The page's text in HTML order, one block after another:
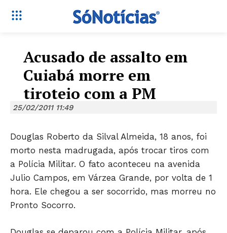
Acusado de assalto em
Cuiabá morre em
tiroteio com a PM
25/02/2011 11:49
Douglas Roberto da Silval Almeida, 18 anos, foi
morto nesta madrugada, após trocar tiros com
a Polícia Militar. O fato aconteceu na avenida
Julio Campos, em Várzea Grande, por volta de 1
hora. Ele chegou a ser socorrido, mas morreu no
Pronto Socorro.